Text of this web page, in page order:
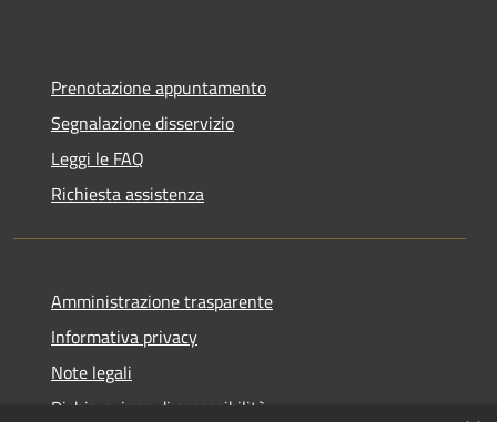
Prenotazione appuntamento
Segnalazione disservizio
Leggi le FAQ
Richiesta assistenza
Amministrazione trasparente
Informativa privacy
Note legali
Dichiarazione di accessibilità